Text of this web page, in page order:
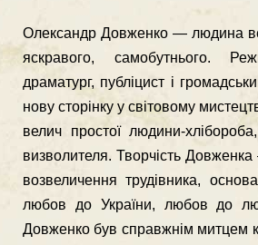
Олександр Довженко — людина
яскравого, само­бутнього.
драматург, публіцист і
нову сторінку у світовому
велич простої людини-
визволителя. Творчість
возвеличення трудівника,
любов до Ук­раїни, любов до
Довженко був справжнім митцем